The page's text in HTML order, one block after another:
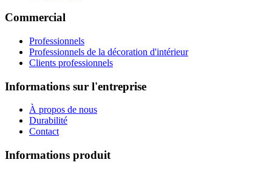
Commercial
Professionnels
Professionnels de la décoration d'intérieur
Clients professionnels
Informations sur l'entreprise
À propos de nous
Durabilité
Contact
Informations produit